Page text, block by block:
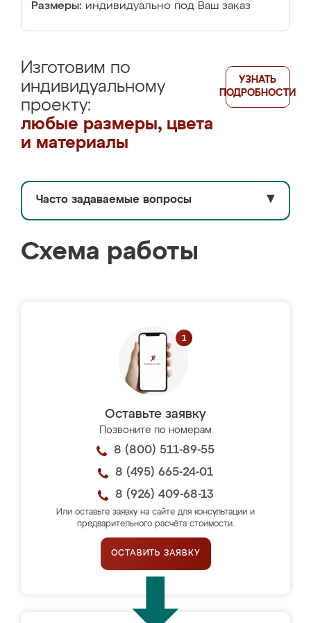
Размеры: индивидуально под Ваш заказ
Изготовим по
индивидуальному
проекту:
любые размеры, цвета
и материалы
УЗНАТЬ
ПОДРОБНОСТИ
Часто задаваемые вопросы ▼
Схема работы
Оставьте заявку
Позвоните по номерам
8 (800) 511-89-55
8 (495) 665-24-01
8 (926) 409-68-13
Или оставьте заявку на сайте для консультации и
предварительного расчёта стоимости.
ОСТАВИТЬ ЗАЯВКУ